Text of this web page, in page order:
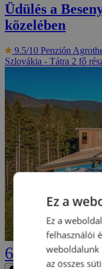
Üdülés a
közelében
9.5/10 Penzión
Szlovákia - Tátra 2 fő
64 590 Ft
Ez a
Ez a
felhasználói
weboldalunk
az összes